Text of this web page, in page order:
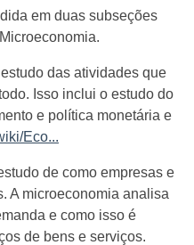
em duas subseções
das atividades que
Isso inclui o estudo do
e política monetária e
Eco...
de como empresas e
A microeconomia analisa
e como isso é
de bens e serviços.